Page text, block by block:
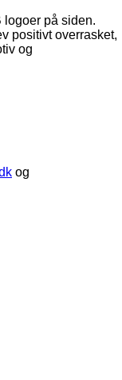
logoer på siden.
positivt overrasket,
og
og